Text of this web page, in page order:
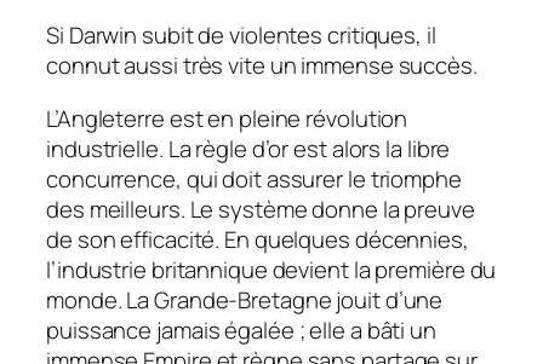
Si Darwin subit de violentes critiques, il
connut aussi très vite un immense succès.
L’Angleterre est en pleine révolution
industrielle. La règle d’or est alors la libre
concurrence, qui doit assurer le triomphe
des meilleurs. Le système donne la preuve
de son efficacité. En quelques décennies,
l’industrie britannique devient la première du
monde. La Grande-Bretagne jouit d’une
puissance jamais égalée ; elle a bâti un